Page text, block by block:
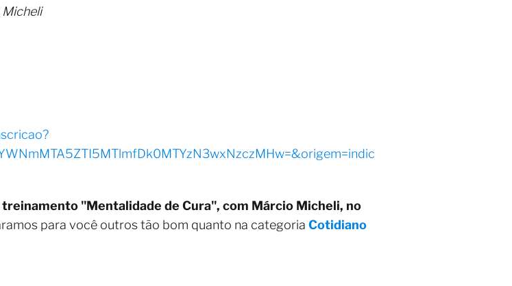
"Mentalidade de Cura", com Márcio Micheli, no
para você outros tão bom quanto na categoria Cotidiano